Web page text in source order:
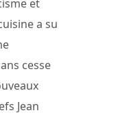
et
a su
cesse
Jean